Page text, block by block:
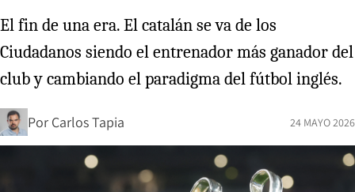
El fin de una era. El catalán se va de los
Ciudadanos siendo el entrenador más ganador del
club y cambiando el paradigma del fútbol inglés.
Por Carlos Tapia 24 MAYO 2026